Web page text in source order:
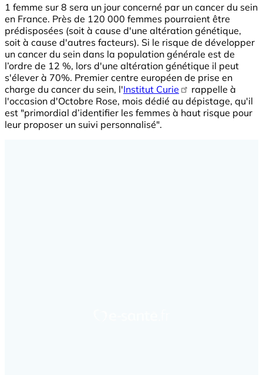
1 femme sur 8 sera un jour concerné par un cancer du sein
en France. Près de 120 000 femmes pourraient être
prédisposées (soit à cause d'une altération génétique,
soit à cause d'autres facteurs). Si le risque de développer
un cancer du sein dans la population générale est de
l’ordre de 12 %, lors d'une altération génétique il peut
s'élever à 70%. Premier centre européen de prise en
charge du cancer du sein, l'Institut Curie
rappelle à
l'occasion d'Octobre Rose, mois dédié au dépistage, qu'il
est "primordial d’identifier les femmes à haut risque pour
leur proposer un suivi personnalisé".